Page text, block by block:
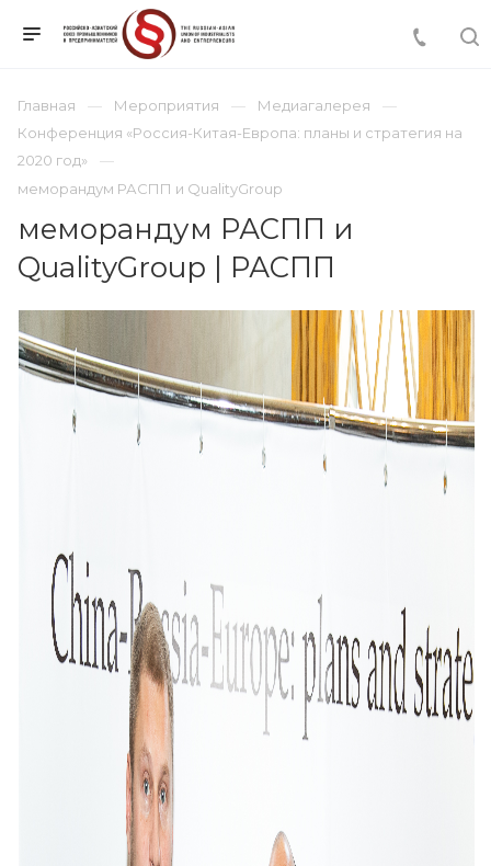
Главная Мероприятия
Медиагалерея
Конференция «Россия-Китая-Европа: планы и стратегия на
2020 год»
меморандум РАСПП и QualityGroup
меморандум РАСПП и
QualityGroup | РАСПП